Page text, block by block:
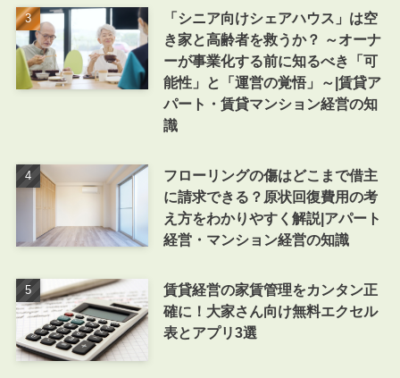
「シニア向けシェアハウス」は空
き家と高齢者を救うか？ ～オーナ
ーが事業化する前に知るべき「可
能性」と「運営の覚悟」～|賃貸ア
パート・賃貸マンション経営の知
識
フローリングの傷はどこまで借主
に請求できる？原状回復費用の考
え方をわかりやすく解説|アパート
経営・マンション経営の知識
賃貸経営の家賃管理をカンタン正
確に！大家さん向け無料エクセル
表とアプリ3選